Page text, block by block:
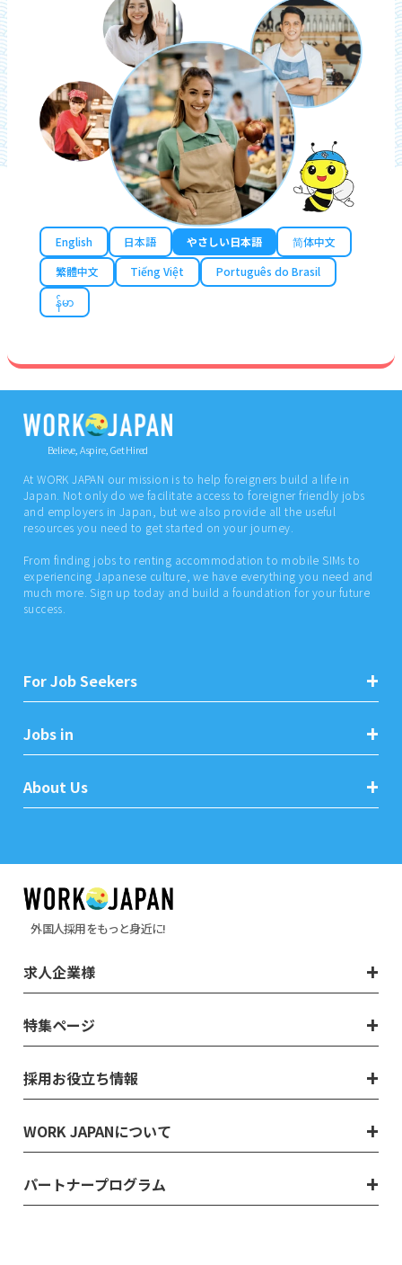
English 日本語 やさしい日本語
简体中文
繁體中文
Tiếng Việt
Português do Brasil
န်မာ
Believe, Aspire, Get Hired
At WORK JAPAN our mission is to help foreigners build a life in
Japan. Not only do we facilitate access to foreigner friendly jobs
and employers in Japan, but we also provide all the useful
resources you need to get started on your journey.
From finding jobs to renting accommodation to mobile SIMs to
experiencing Japanese culture, we have everything you need and
much more. Sign up today and build a foundation for your future
success.
For Job Seekers
Jobs in
About Us
外国人採用をもっと身近に!
求人企業様
特集ページ
採用お役立ち情報
WORK JAPANについて
パートナープログラム